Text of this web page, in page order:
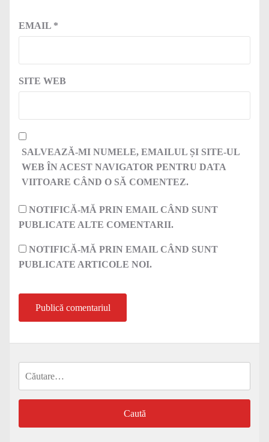
EMAIL *
SITE WEB
SALVEAZĂ-MI NUMELE, EMAILUL ȘI SITE-UL
WEB ÎN ACEST NAVIGATOR PENTRU DATA
VIITOARE CÂND O SĂ COMENTEZ.
NOTIFICĂ-MĂ PRIN EMAIL CÂND SUNT
PUBLICATE ALTE COMENTARII.
NOTIFICĂ-MĂ PRIN EMAIL CÂND SUNT
PUBLICATE ARTICOLE NOI.